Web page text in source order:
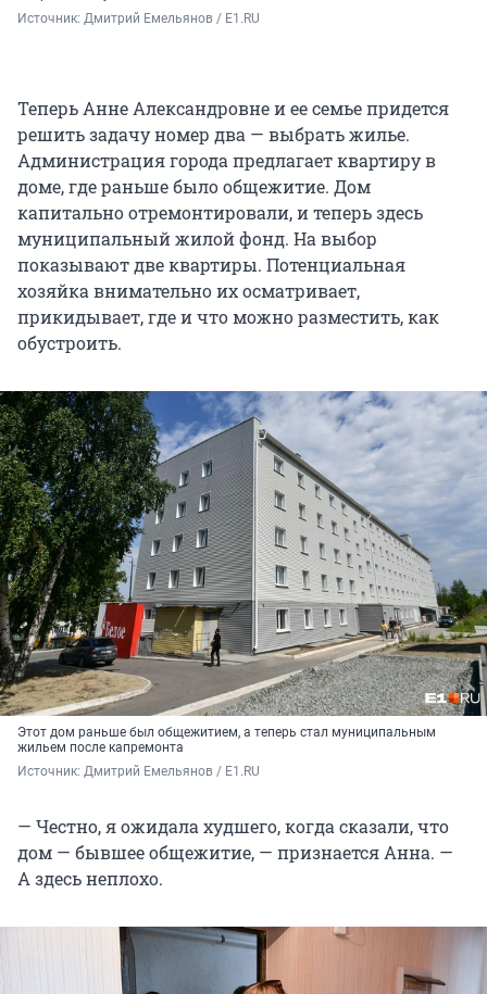
Источник: Дмитрий Емельянов / E1.RU
Теперь Анне Александровне и ее семье придется
решить задачу номер два — выбрать жилье.
Администрация города предлагает квартиру в
доме, где раньше было общежитие. Дом
капитально отремонтировали, и теперь здесь
муниципальный жилой фонд. На выбор
показывают две квартиры. Потенциальная
хозяйка внимательно их осматривает,
прикидывает, где и что можно разместить, как
обустроить.
Этот дом раньше был общежитием, а теперь стал муниципальным
жильем после капремонта
Источник: Дмитрий Емельянов / E1.RU
— Честно, я ожидала худшего, когда сказали, что
дом — бывшее общежитие, — признается Анна. —
А здесь неплохо.